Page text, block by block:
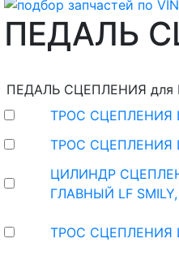
ПЕДАЛЬ
ПЕДАЛЬ СЦЕПЛЕНИЯ для
ТРОС СЦЕПЛЕНИЯ
ТРОС СЦЕПЛЕНИЯ
ЦИЛИНДР
ГЛАВНЫЙ LF SMILY,
ТРОС СЦЕПЛЕНИЯ